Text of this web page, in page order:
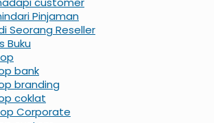
Pinjaman
Seorang Reseller
Buku
bank
branding
coklat
Corporate